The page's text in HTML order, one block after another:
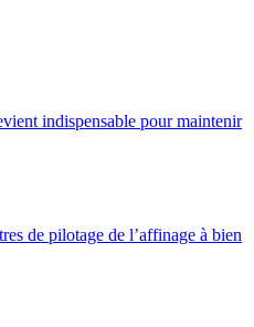
indispensable pour maintenir
de pilotage de l’affinage à bien